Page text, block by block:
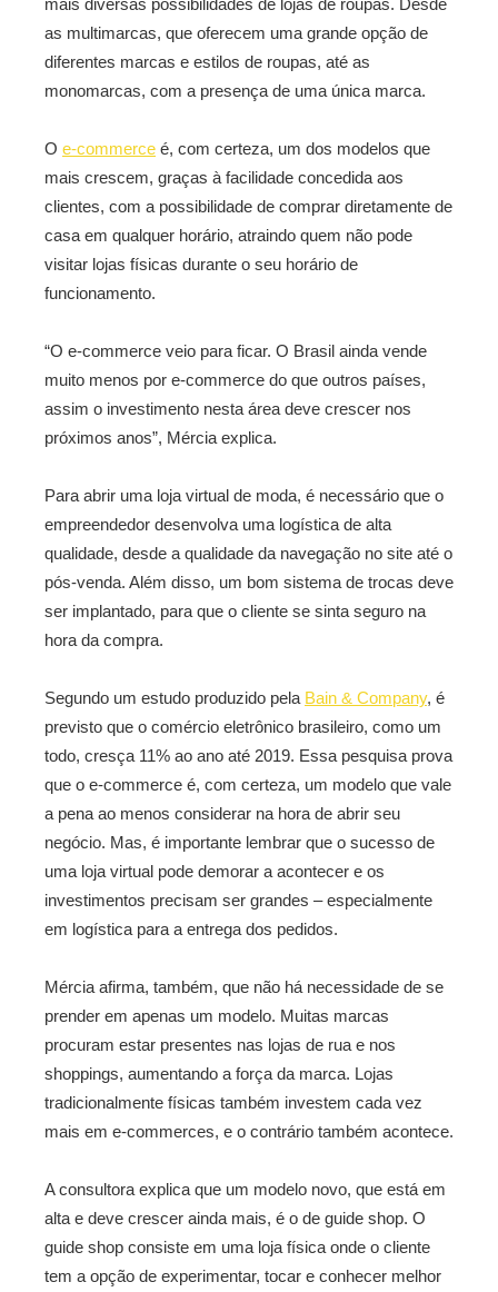
mais diversas possibilidades de lojas de roupas. Desde
as multimarcas, que oferecem uma grande opção de
diferentes marcas e estilos de roupas, até as
monomarcas, com a presença de uma única marca.
O e-commerce é, com certeza, um dos modelos que
mais crescem, graças à facilidade concedida aos
clientes, com a possibilidade de comprar diretamente de
casa em qualquer horário, atraindo quem não pode
visitar lojas físicas durante o seu horário de
funcionamento.
“O e-commerce veio para ficar. O Brasil ainda vende
muito menos por e-commerce do que outros países,
assim o investimento nesta área deve crescer nos
próximos anos”, Mércia explica.
Para abrir uma loja virtual de moda, é necessário que o
empreendedor desenvolva uma logística de alta
qualidade, desde a qualidade da navegação no site até o
pós-venda. Além disso, um bom sistema de trocas deve
ser implantado, para que o cliente se sinta seguro na
hora da compra.
Segundo um estudo produzido pela Bain & Company, é
previsto que o comércio eletrônico brasileiro, como um
todo, cresça 11% ao ano até 2019. Essa pesquisa prova
que o e-commerce é, com certeza, um modelo que vale
a pena ao menos considerar na hora de abrir seu
negócio. Mas, é importante lembrar que o sucesso de
uma loja virtual pode demorar a acontecer e os
investimentos precisam ser grandes – especialmente
em logística para a entrega dos pedidos.
Mércia afirma, também, que não há necessidade de se
prender em apenas um modelo. Muitas marcas
procuram estar presentes nas lojas de rua e nos
shoppings, aumentando a força da marca. Lojas
tradicionalmente físicas também investem cada vez
mais em e-commerces, e o contrário também acontece.
A consultora explica que um modelo novo, que está em
alta e deve crescer ainda mais, é o de guide shop. O
guide shop consiste em uma loja física onde o cliente
tem a opção de experimentar, tocar e conhecer melhor